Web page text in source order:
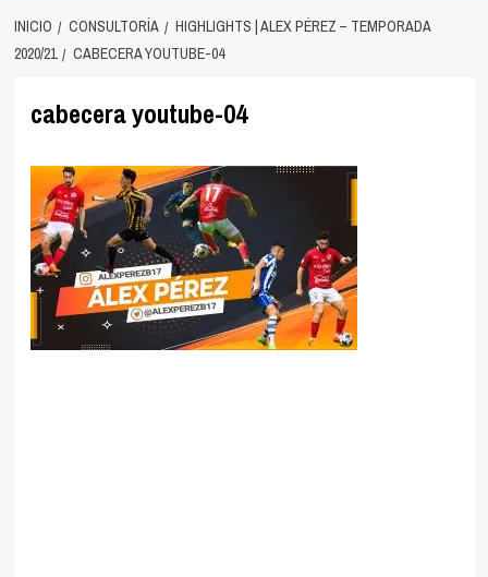
INICIO CONSULTORÍA
HIGHLIGHTS | ALEX PÉREZ – TEMPORADA
2020/21
CABECERA YOUTUBE-04
cabecera youtube-04